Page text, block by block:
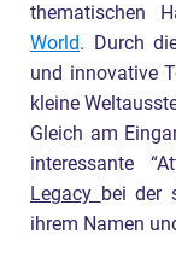
thematischen
World. Durch
und innovative
kleine
Gleich am
interessante
Legacy bei der
ihrem Namen